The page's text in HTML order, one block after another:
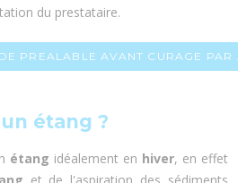
du prestataire.
PREALABLE AVANT CURAGE PAR
étang ?
étang idéalement en hiver, en effet